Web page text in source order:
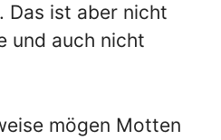
Das ist aber nicht
und auch nicht
mögen Motten